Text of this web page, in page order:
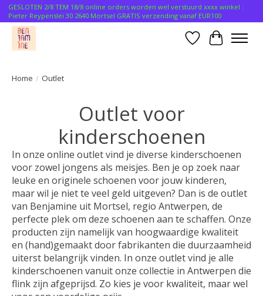
GESLOTEN 2/8 TEM 18/8 online orders worden wel verstuurd xxxx winkel :
Pieter Reypenslei 30 2640 Mortsel GRATIS verzending vanaf EUR100
Verlanglijst
Home / Outlet
Outlet voor
kinderschoenen
In onze online outlet vind je diverse kinderschoenen
voor zowel jongens als meisjes. Ben je op zoek naar
leuke en originele schoenen voor jouw kinderen,
maar wil je niet te veel geld uitgeven? Dan is de outlet
van Benjamine uit Mortsel, regio Antwerpen, de
perfecte plek om deze schoenen aan te schaffen. Onze
producten zijn namelijk van hoogwaardige kwaliteit
en (hand)gemaakt door fabrikanten die duurzaamheid
uiterst belangrijk vinden. In onze outlet vind je alle
kinderschoenen vanuit onze collectie in Antwerpen die
flink zijn afgeprijsd. Zo kies je voor kwaliteit, maar wel